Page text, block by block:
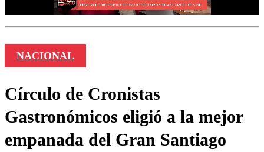
NACIONAL
Círculo de Cronistas
Gastronómicos eligió a la mejor
empanada del Gran Santiago